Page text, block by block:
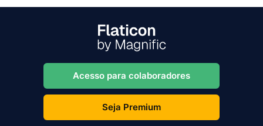
Acesso para colaboradores
Seja Premium